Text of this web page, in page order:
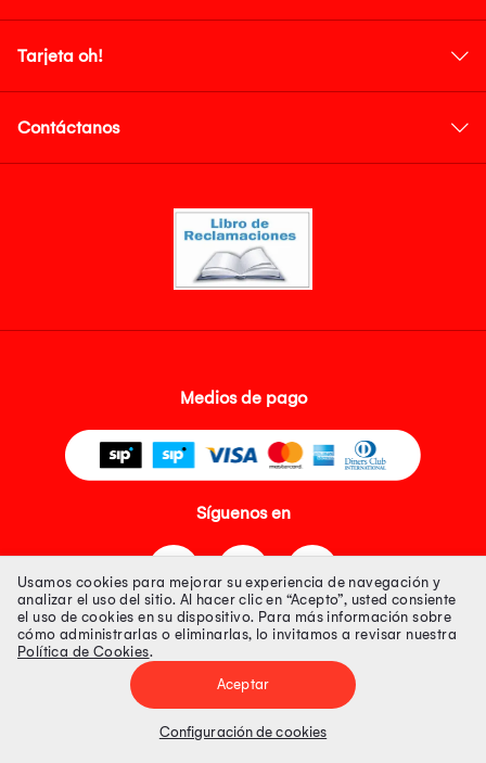
Tarjeta oh!
Contáctanos
Medios de pago
Síguenos en
Tienda 100% Segura
Tiendas Peruanas S.A. R.U.C. Nº 20493020618. Todos los derechos
Precios disponibles solo en www.oechsle.pe. Precios online publicados
Usamos cookies para mejorar su experiencia de navegación y
analizar el uso del sitio. Al hacer clic en “Acepto”, usted consiente
el uso de cookies en su dispositivo. Para más información sobre
cómo administrarlas o eliminarlas, lo invitamos a revisar nuestra
Política de Cookies.
Aceptar
Configuración de cookies